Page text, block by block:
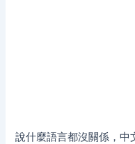
說什麼語言都沒關係，中